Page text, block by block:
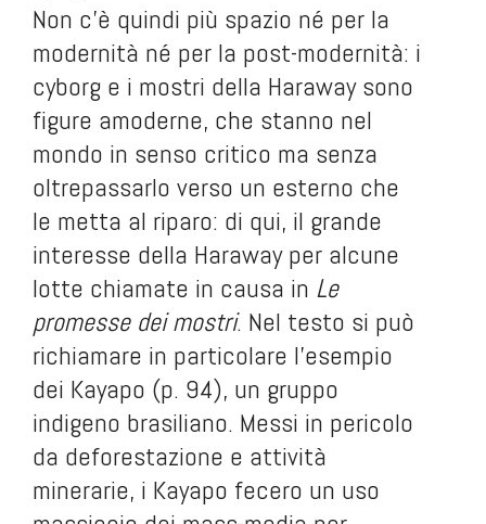
Non c’è quindi più spazio né per la
modernità né per la post-modernità: i
cyborg e i mostri della Haraway sono
figure amoderne, che stanno nel
mondo in senso critico ma senza
oltrepassarlo verso un esterno che
le metta al riparo: di qui, il grande
interesse della Haraway per alcune
lotte chiamate in causa in Le
promesse dei mostri. Nel testo si può
richiamare in particolare l’esempio
dei Kayapo (p. 94), un gruppo
indigeno brasiliano. Messi in pericolo
da deforestazione e attività
minerarie, i Kayapo fecero un uso